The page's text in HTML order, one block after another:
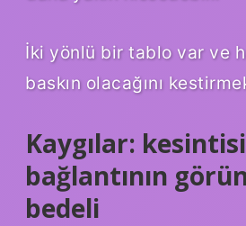
İki yönlü bir tablo var ve
baskın olacağını
Kaygılar:
bağlantının
bedeli